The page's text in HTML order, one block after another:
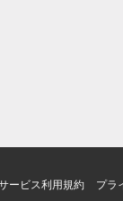
ービス利用規約 プラ